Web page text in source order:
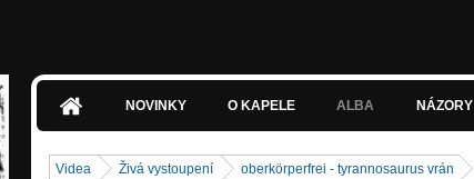
NOVINKY O KAPELE ALBA NÁZORY
Videa Živá vystoupení oberkörperfrei - tyrannosaurus vrán